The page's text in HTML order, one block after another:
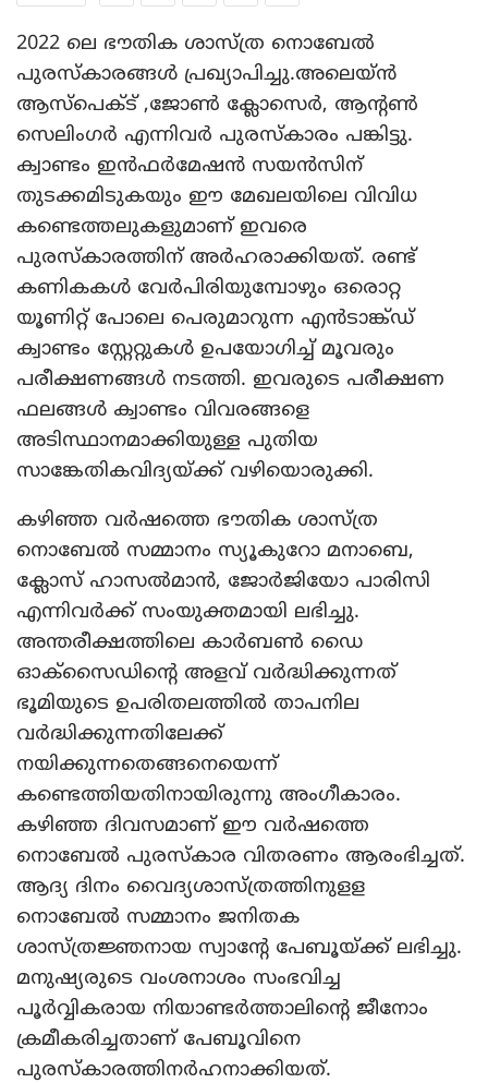
2022 ലെ ഭൗതിക ശാസ്ത്ര നൊബേല്‍
പുരസ്‌കാരങ്ങള്‍ പ്രഖ്യാപിച്ചു.അലെയ്ന്‍
ആസ്‌പെക്ട് ,ജോണ്‍ ക്ലോസെര്‍, ആന്റണ്‍
സെലിംഗര്‍ എന്നിവര്‍ പുരസ്‌കാരം പങ്കിട്ടു.
ക്വാണ്ടം ഇന്‍ഫര്‍മേഷന്‍ സയന്‍സിന്
തുടക്കമിടുകയും ഈ മേഖലയിലെ വിവിധ
കണ്ടെത്തലുകളുമാണ് ഇവരെ
പുരസ്‌കാരത്തിന് അര്‍ഹരാക്കിയത്. രണ്ട്
കണികകള്‍ വേര്‍പിരിയുമ്പോഴും ഒരൊറ്റ
യൂണിറ്റ് പോലെ പെരുമാറുന്ന എന്‍ടാങ്ക്ഡ്
ക്വാണ്ടം സ്റ്റേറ്റുകള്‍ ഉപയോഗിച്ച് മൂവരും
പരീക്ഷണങ്ങള്‍ നടത്തി. ഇവരുടെ പരീക്ഷണ
ഫലങ്ങള്‍ ക്വാണ്ടം വിവരങ്ങളെ
അടിസ്ഥാനമാക്കിയുള്ള പുതിയ
സാങ്കേതികവിദ്യയ്ക്ക് വഴിയൊരുക്കി.
കഴിഞ്ഞ വര്‍ഷത്തെ ഭൗതിക ശാസ്ത്ര
നൊബേല്‍ സമ്മാനം സ്യൂകുറോ മനാബെ,
ക്ലോസ് ഹാസല്‍മാന്‍, ജോര്‍ജിയോ പാരിസി
എന്നിവര്‍ക്ക് സംയുക്തമായി ലഭിച്ചു.
അന്തരീക്ഷത്തിലെ കാര്‍ബണ്‍ ഡൈ
ഓക്‌സൈഡിന്റെ അളവ് വര്‍ദ്ധിക്കുന്നത്
ഭൂമിയുടെ ഉപരിതലത്തില്‍ താപനില
വര്‍ദ്ധിക്കുന്നതിലേക്ക്
നയിക്കുന്നതെങ്ങനെയെന്ന്
കണ്ടെത്തിയതിനായിരുന്നു അംഗീകാരം.
കഴിഞ്ഞ ദിവസമാണ് ഈ വര്‍ഷത്തെ
നൊബേല്‍ പുരസ്‌കാര വിതരണം ആരംഭിച്ചത്.
ആദ്യ ദിനം വൈദ്യശാസ്ത്രത്തിനുളള
നൊബേല്‍ സമ്മാനം ജനിതക
ശാസ്ത്രജ്ഞനായ സ്വാന്റേ പേബൂയ്ക്ക് ലഭിച്ചു.
മനുഷ്യരുടെ വംശനാശം സംഭവിച്ച
പൂര്‍വ്വികരായ നിയാണ്ടര്‍ത്താലിന്റെ ജീനോം
ക്രമീകരിച്ചതാണ് പേബൂവിനെ
പുരസ്‌കാരത്തിനര്‍ഹനാക്കിയത്.